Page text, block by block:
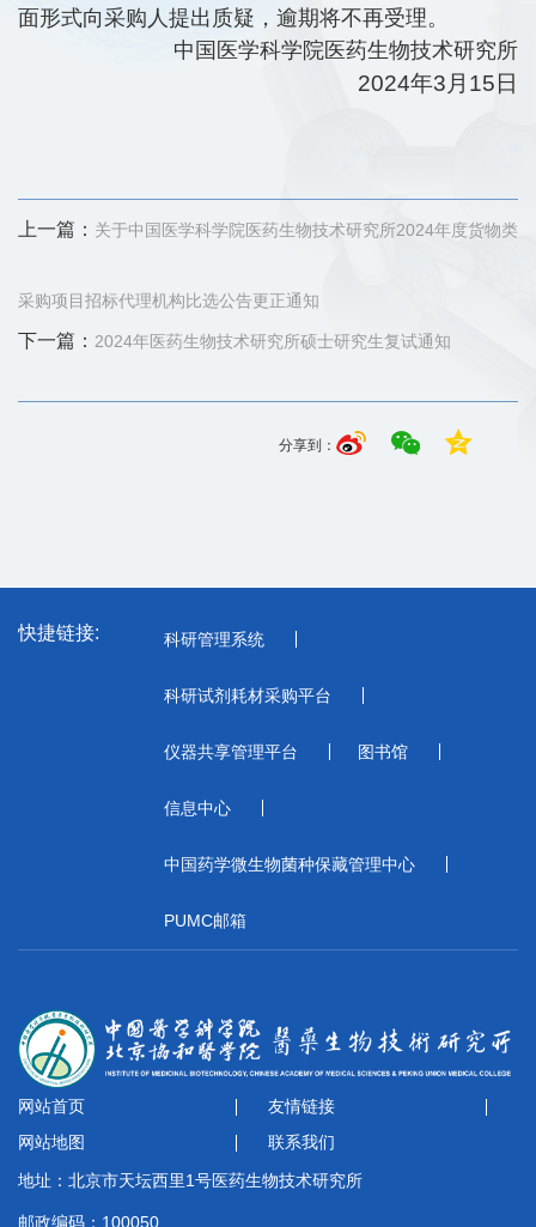
面形式向采购人提出质疑，逾期将不再受理。
中国医学科学院医药生物技术研究所
2024年3月15日
上一篇： 关于中国医学科学院医药生物技术研究所2024年度货物类
采购项目招标代理机构比选公告更正通知
下一篇： 2024年医药生物技术研究所硕士研究生复试通知
分享到：
快捷链接: 科研管理系统
科研试剂耗材采购平台
仪器共享管理平台 图书馆
信息中心
中国药学微生物菌种保藏管理中心
PUMC邮箱
网站首页
友情链接
网站地图
联系我们
地址：北京市天坛西里1号医药生物技术研究所
邮政编码：100050